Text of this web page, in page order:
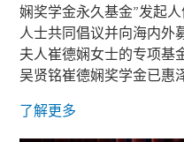
娴奖学金永久基金”发起
人士共同倡议并向海内外
夫人崔德娴女士的专项基
吴贤铭崔德娴奖学金已惠
了解更多